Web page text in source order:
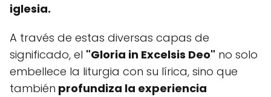
iglesia.
A través de estas diversas capas de
significado, el "Gloria in Excelsis Deo" no solo
embellece la liturgia con su lírica, sino que
también profundiza la experiencia